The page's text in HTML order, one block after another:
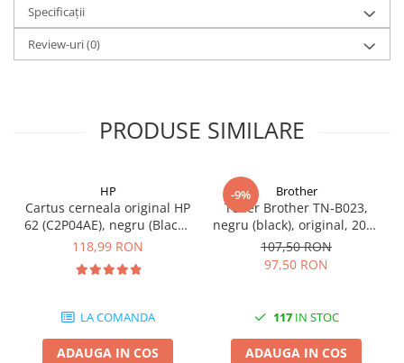
Placi de baza
Memorii RAM
Ventilatoare
Pasta termica
Placi video profesionale
Hard disk-uri externe
Card reader
Specificații
Review-uri(0)
PRODUSE SIMILARE
HP
Cartus cerneala original HP
62 (C2P04AE), negru (Black),
200 pagini
118,99 RON
LA COMANDA
ADAUGA IN COS
-9% Brother
Toner Brother TN-B023,
negru (black), original, 2000
pagini
107,50 RON
97,50 RON
117IN STOC
ADAUGA IN COS